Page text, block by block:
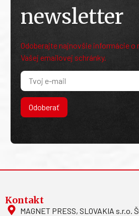
newsletter
Odoberajte najnovšie informácie o
Vašej emailovej schránky.
Odoberať
Kontakt
MAGNET PRESS, SLOVAKIA s.r.o.